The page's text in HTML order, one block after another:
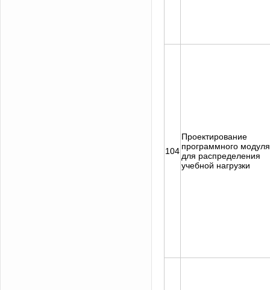
104
Проектирование
программного модуля
для распределения
учебной нагрузки